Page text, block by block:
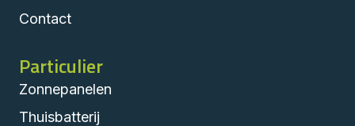
Contact
Particulier
Zonnepanelen
Thuisbatterij